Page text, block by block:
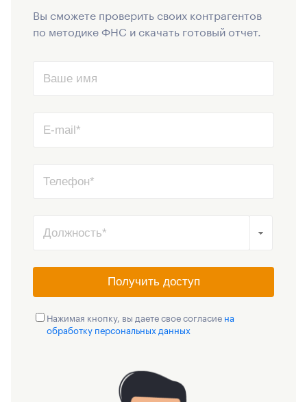
Вы сможете проверить своих контрагентов
по методике ФНС и скачать готовый отчет.
Получить доступ
Нажимая кнопку, вы даете свое согласие на
обработку персональных данных